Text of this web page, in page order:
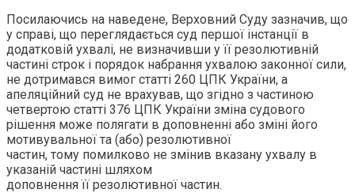
Посилаючись на наведене, Верховний Суду зазначив, що
у справі, що переглядається суд першої інстанції в
додатковій ухвалі, не визначивши у її резолютивній
частині строк і порядок набрання ухвалою законної сили,
не дотримався вимог статті 260 ЦПК України, а
апеляційний суд не врахував, що згідно з частиною
четвертою статті 376 ЦПК України зміна судового
рішення може полягати в доповненні або зміні його
мотивувальної та (або) резолютивної
частин, тому помилково не змінив вказану ухвалу в
указаній частині шляхом
доповнення її резолютивної частин.